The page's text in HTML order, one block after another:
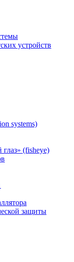
устройств
systems)
(fisheye)
защиты